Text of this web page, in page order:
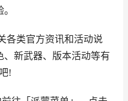
类官方资讯和活动说
、新武器、版本活动等有
!